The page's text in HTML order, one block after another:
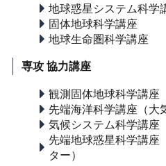
地球惑星システム科学
固体地球科学講座
地球生命圏科学講座
専攻 協力講座
観測固体地球科学講座
先端海洋科学講座（大
気候システム科学講座
先端地球惑星科学講座
ター）